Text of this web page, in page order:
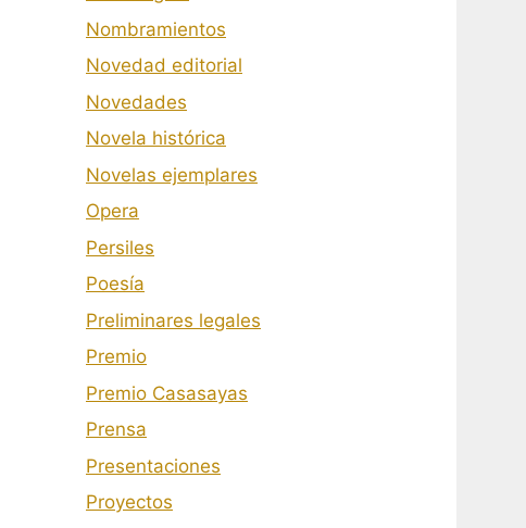
Nombramientos
Novedad editorial
Novedades
Novela histórica
Novelas ejemplares
Opera
Persiles
Poesía
Preliminares legales
Premio
Premio Casasayas
Prensa
Presentaciones
Proyectos